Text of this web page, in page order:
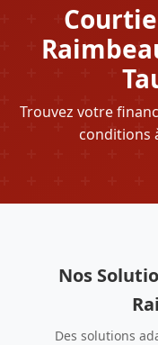
Trouvez votre
conditions
Nos
Des solutions